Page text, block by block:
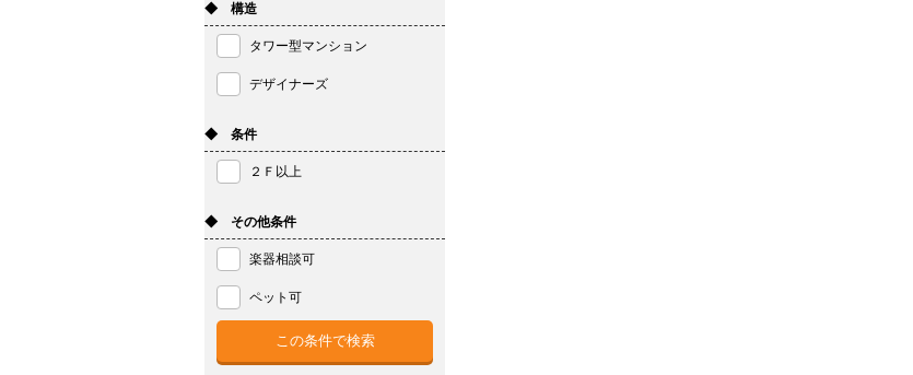
◆ 構造
タワー型マンション
デザイナーズ
◆ 条件
２Ｆ以上
◆ その他条件
楽器相談可
ペット可